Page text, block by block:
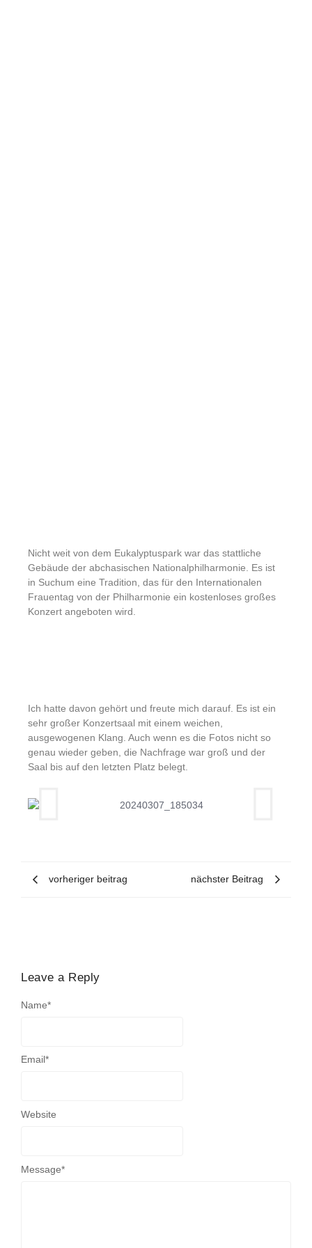
Nicht weit von dem Eukalyptuspark war das stattliche
Gebäude der abchasischen Nationalphilharmonie. Es ist
in Suchum eine Tradition, das für den Internationalen
Frauentag von der Philharmonie ein kostenloses großes
Konzert angeboten wird.
Ich hatte davon gehört und freute mich darauf. Es ist ein
sehr großer Konzertsaal mit einem weichen,
ausgewogenen Klang. Auch wenn es die Fotos nicht so
genau wieder geben, die Nachfrage war groß und der
Saal bis auf den letzten Platz belegt.
vorheriger beitrag nächster Beitrag
Leave a Reply
Message*
Name*
Email*
Website